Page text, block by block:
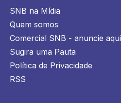
SNB na Mídia
Quem somos
Comercial SNB - anuncie aqui
Sugira uma Pauta
Política de Privacidade
RSS